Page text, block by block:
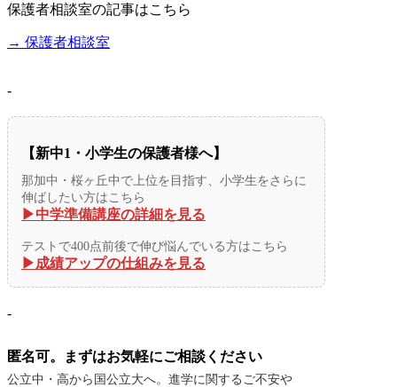
保護者相談室の記事はこちら
→ 保護者相談室
-
【新中1・小学生の保護者様へ】
那加中・桜ヶ丘中で上位を目指す、小学生をさらに
伸ばしたい方はこちら
▶︎中学準備講座の詳細を見る
テストで400点前後で伸び悩んでいる方はこちら
▶︎成績アップの仕組みを見る
-
匿名可。まずはお気軽にご相談ください
公立中・高から国公立大へ。進学に関するご不安や